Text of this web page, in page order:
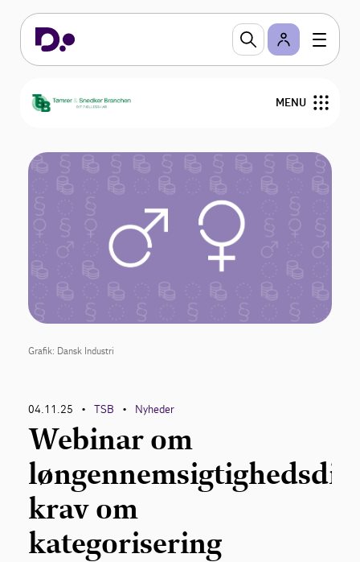
MENU
Om TSB
Medlemstilbud
Bliv medlem
Nyheder
Kurser og Gå-hjem-møder
Kontakt
Grafik: Dansk Industri
04.11.25 • TSB • Nyheder
Webinar om
krav om
kategorisering